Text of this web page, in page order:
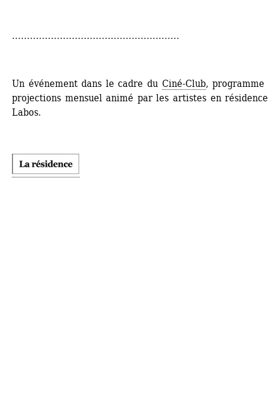
........................................................
Un événement dans le cadre du Ciné-Club, programme
projections mensuel animé par les artistes en
Labos.